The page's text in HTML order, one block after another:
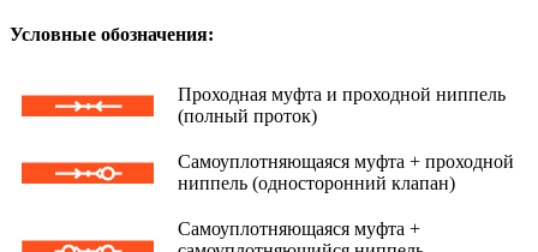
Условные обозначения:
Проходная муфта и проходной ниппель
(полный проток)
Самоуплотняющаяся муфта + проходной
ниппель (односторонний клапан)
Самоуплотняющаяся муфта +